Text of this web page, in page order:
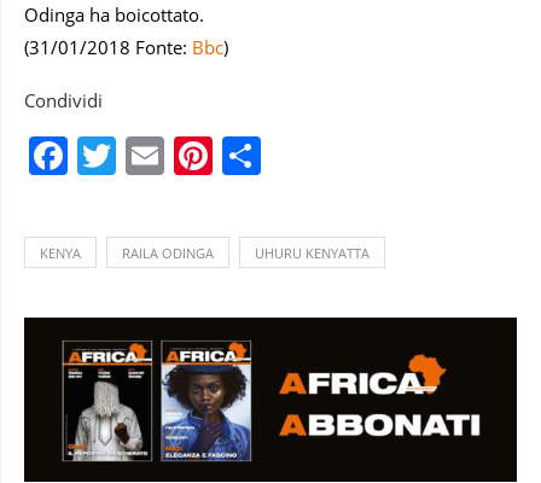
Odinga ha boicottato.
(31/01/2018 Fonte: Bbc)
Condividi
Facebook
Twitter
EmailPinterest
KENYA RAILA ODINGA UHURU KENYATTA